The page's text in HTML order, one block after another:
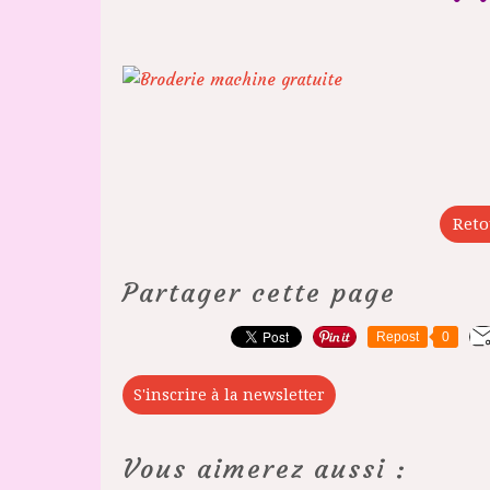
Partager cette page
Repost 0
S'inscrire à la newsletter
Vous aimerez aussi :